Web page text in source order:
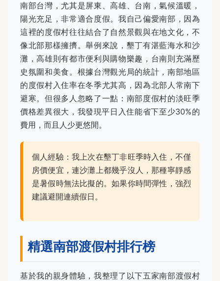
南部台灣，尤其是屏東、高雄、台南，氣候溫暖，
陽光充足，非常適合度假。我自己偏愛南部，因為
這裡的度假村往往結合了自然景觀與在地文化，不
像北部那樣擁擠。舉例來說，墾丁有湛藍海水和沙
灘，高雄則有都市便利與購物樂趣，台南則充滿歷
史氛圍和美食。根據台灣觀光局的統計，南部地區
的度假村入住率在冬季尤其高，因為北部人常南下
避寒。但很多人忽略了一點：南部度假村的淡旺季
價格差異很大，我發現平日入住能省下至少30%的
費用，而且人少更悠閒。
個人經驗：我上次在墾丁非旺季時入住，不僅
房價便宜，連沙灘上都幾乎沒人，那種寧靜感
是暑假時無法比擬的。如果你時間彈性，強烈
建議避開連續假日。
精選南部渡假村排行榜
基於我的親身體驗，我整理了以下五家南部渡假村